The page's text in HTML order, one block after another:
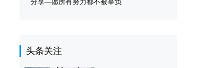
分享—愿所有努力都不被辜负
头条关注